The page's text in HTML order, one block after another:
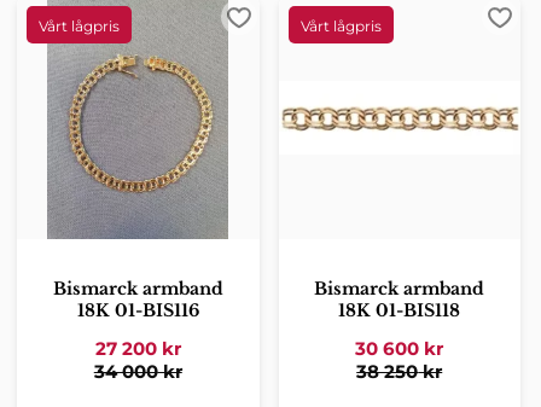
Bismarck armband
18K 01-BIS116
27 200kr
34 000kr
Lägg till i favoriter
Bismarck armband
18K 01-BIS118
30 600 kr
38 250kr